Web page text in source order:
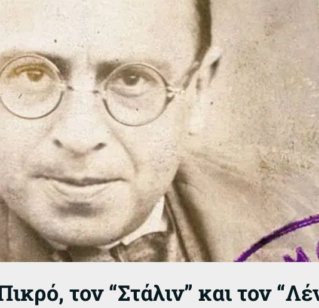
τον “Στάλιν” και τον